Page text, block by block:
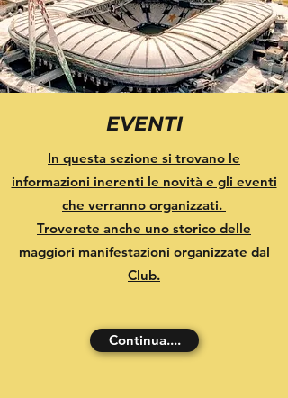
EVENTI
In questa sezione si trovano le
informazioni inerenti le novità e gli eventi
che verranno organizzati.
Troverete anche uno storico delle
maggiori manifestazioni organizzate dal
Club.
Continua....